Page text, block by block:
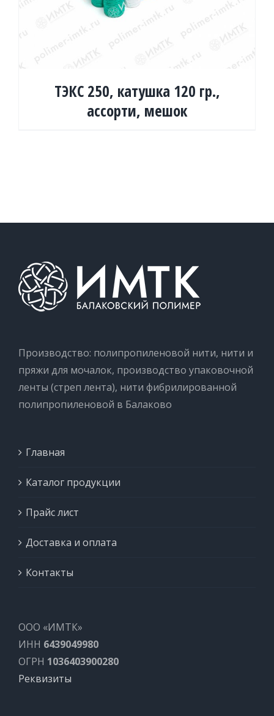
ТЭКС 250, катушка 120 гр.,
ассорти, мешок
Производство: полипропиленовой нити, нити и
пряжи для мочалок, производство упаковочной
ленты (стреп лента), нити фибрилированной
полипропиленовой в Балаково
Главная
Каталог продукции
Прайс лист
Доставка и оплата
Контакты
ООО «ИМТК»
ИНН 6439049980
ОГРН 1036403900280
Реквизиты